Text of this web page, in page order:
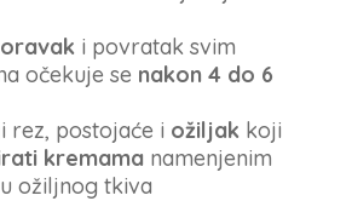
i povratak svim
očekuje se nakon 4 do 6
rez, postojaće i ožiljak koji
kremama namenjenim
ožiljnog tkiva